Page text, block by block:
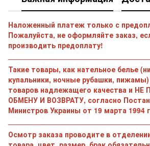
Наложенный платеж только с
Пожалуйста, не оформляйте заказ,
производить предоплату!
Такие товары, как нательное белье
купальники, ночные рубашки,
товаров надлежащего качества и
ОБМЕНУ И ВОЗВРАТУ, согласно
Министров Украины от 19 марта 1994
Осмотр заказа проводите в